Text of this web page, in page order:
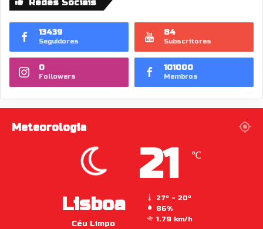
Redes Sociais
13439
Seguidores
84
Subscritores
0
Followers
101000
Membros
Meteorologia
Lisboa
Céu Limpo
21 ℃
27º - 20º
86%
1.79 km/h